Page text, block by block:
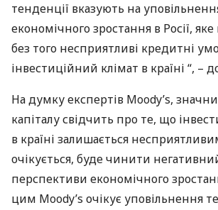
тенденції вказують на
економічного зростання в Росії, яке
без того несприятливі кредитні
інвестиційний клімат в країні “, –
На думку експертів Moody’s,
капіталу свідчить про те, що
в країні залишається
очікується, буде чинити
перспективи економічного
цим Moody’s очікує уповільнення